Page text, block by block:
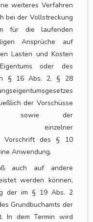
weiteres Verfahren
bei der Vollstreckung
für die laufenden
Ansprüche auf
Lasten und Kosten
oder des
§ 16 Abs. 2, § 28
der Vorschüsse
sowie der
einzelner
Vorschrift des § 10
Anwendung.
auch auf andere
werden können,
der im § 19 Abs. 2
Grundbuchamts der
In dem Termin wird